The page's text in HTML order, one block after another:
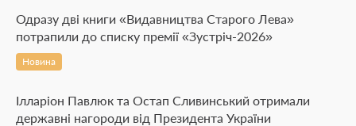
Одразу дві книги «Видавництва Старого Лева»
потрапили до списку премії «Зустріч-2026»
Новина
Ілларіон Павлюк та Остап Сливинський отримали
державні нагороди від Президента України